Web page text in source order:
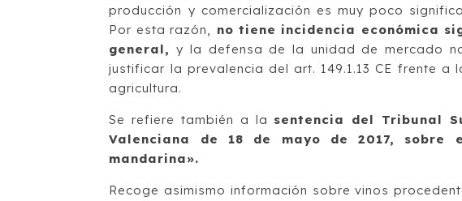
producción y comercialización es muy poco
Por esta razón, no tiene incidencia económica
general, y la defensa de la unidad de mercado
justificar la prevalencia del art. 149.1.13 CE frente
agricultura.
Se refiere también a la sentencia del Tribunal
Valenciana de 18 de mayo de 2017,
mandarina».
Recoge asimismo información sobre vinos